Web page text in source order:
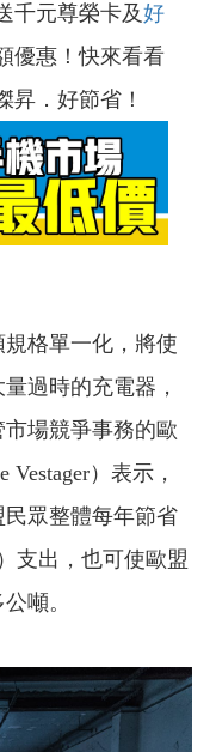
千元尊榮卡及好
優惠！快來看看
昇．好節省！
格單一化，將使
過時的充電器，
場競爭事務的歐
）表示，
眾整體每年節省
支出，也可使歐盟
噸。